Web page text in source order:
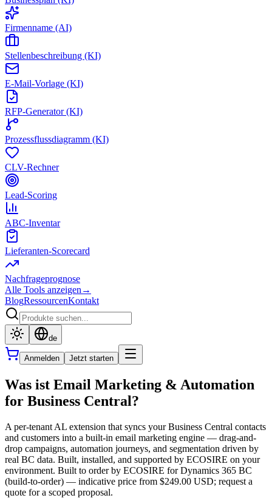
Firmenname (AI)
Stellenbeschreibung (KI)
E-Mail-Vorlage (KI)
RFP-Generator (KI)
Prozessflussdiagramm (KI)
CLV-Rechner
Lead-Scoring
ABC-Inventar
Lieferanten-Scorecard
Nachfrageprognose
Alle Tools anzeigen →
BlogRessourcenKontakt
de
Anmelden Jetzt starten
Was ist Email Marketing & Automation
for Business Central?
A per-tenant AL extension that syncs your Business Central contacts
and customers into a built-in email marketing engine — drag-and-
drop campaigns, automation journeys, and segmentation driven by
real BC data. Built, installed, and supported by ECOSIRE on your
environment. Built to order by ECOSIRE for Dynamics 365 BC
(build-to-order) — indicative price from $249.00 USD; request a
quote for a scoped proposal.